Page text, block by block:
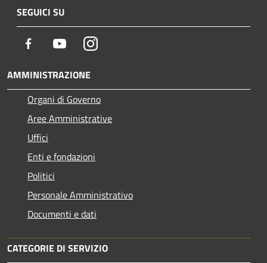
SEGUICI SU
Facebook YoutubeInstagram
AMMINISTRAZIONE
Organi di Governo
Aree Amministrative
Uffici
Enti e fondazioni
Politici
Personale Amministrativo
Documenti e dati
CATEGORIE DI SERVIZIO